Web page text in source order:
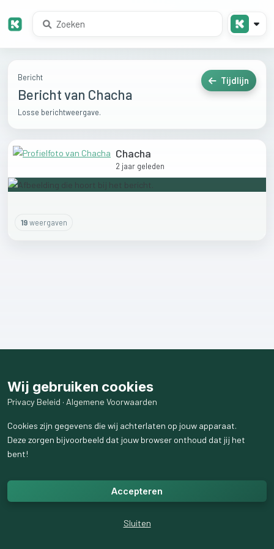
Bericht
Bericht van Chacha
Losse berichtweergave.
Tijdlijn
Chacha
2 jaar geleden
19weergaven
Wij gebruiken cookies
Privacy Beleid · Algemene Voorwaarden
Cookies zijn gegevens die wij achterlaten op jouw apparaat.
Deze zorgen bijvoorbeeld dat jouw browser onthoud dat jij het
bent!
Accepteren
Sluiten